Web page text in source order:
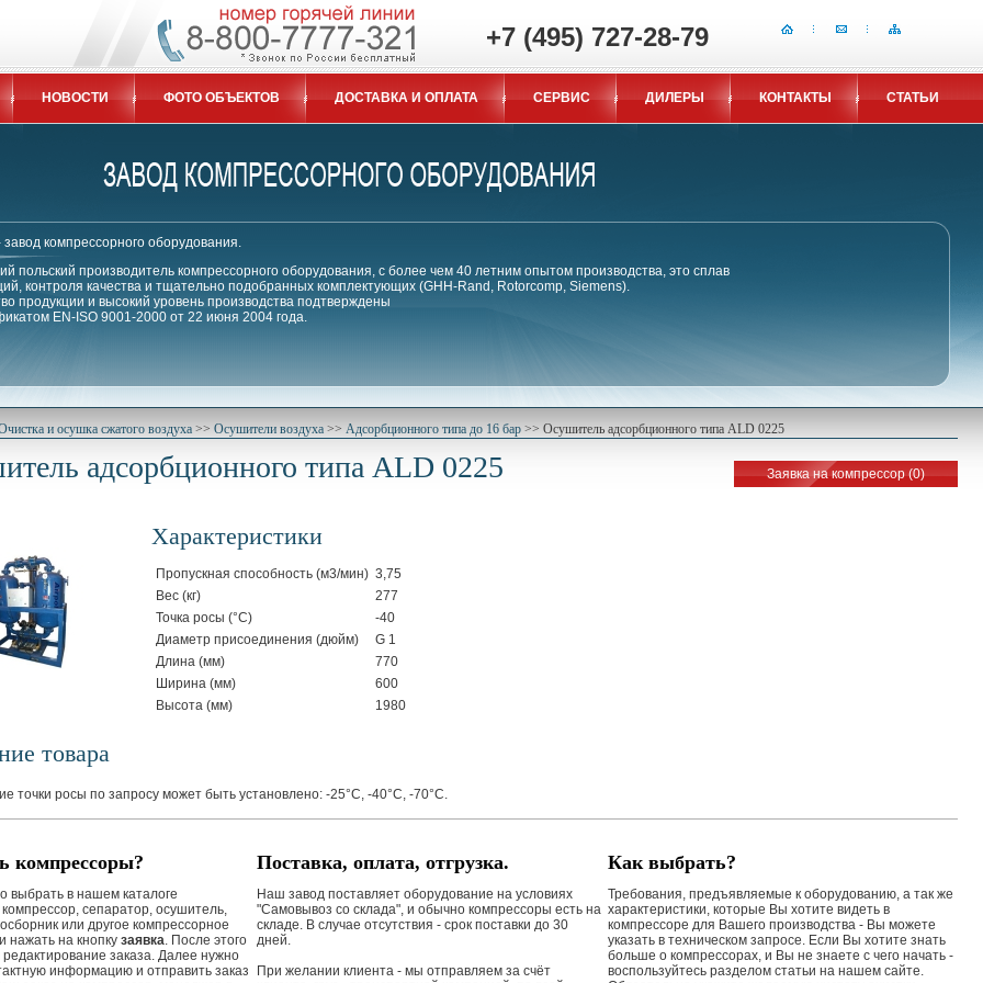
+7 (495) 727-28-79
НОВОСТИ ФОТО ОБЪЕКТОВ ДОСТАВКА И ОПЛАТА СЕРВИС ДИЛЕРЫ КОНТАКТЫ СТАТЬИ
завод компрессорного оборудования.
польский производитель компрессорного оборудования, с более чем 40 летним опытом производства, это сплав
контроля качества и тщательно подобранных комплектующих (GHH-Rand, Rotorcomp, Siemens).
продукции и высокий уровень производства подтверждены
EN-ISO 9001-2000 от 22 июня 2004 года.
и осушка сжатого воздуха >> Осушители воздуха >> Адсорбционного типа до 16 бар >> Осушитель адсорбционного типа ALD 0225
Заявка на компрессор (0)
адсорбционного типа ALD 0225
Характеристики
Пропускная способность (м3/мин) 3,75
Вес (кг)
277
Точка росы (°С)
-40
Диаметр присоединения (дюйм)
G 1
Длина (мм)
770
Ширина (мм)
600
Высота (мм)
1980
товара
точки росы по запросу может быть установлено: -25°С, -40°С, -70°С.
компрессоры?
выбрать в нашем каталоге
сепаратор, осушитель,
или другое компрессорное
нажать на кнопку заявка. После этого
редактирование заказа. Далее нужно
информацию и отправить заказ
Поставка, оплата, отгрузка.
Наш завод поставляет оборудование на условиях
"Самовывоз со склада", и обычно компрессоры есть на
складе. В случае отсутствия - срок поставки до 30
дней.
При желании клиента - мы отправляем за счёт
Как выбрать?
Требования, предъявляемые к оборудованию, а так же
характеристики, которые Вы хотите видеть в
компрессоре для Вашего производства - Вы можете
указать в техническом запросе. Если Вы хотите знать
больше о компрессорах, и Вы не знаете с чего начать -
воспользуйтесь разделом статьи на нашем сайте.